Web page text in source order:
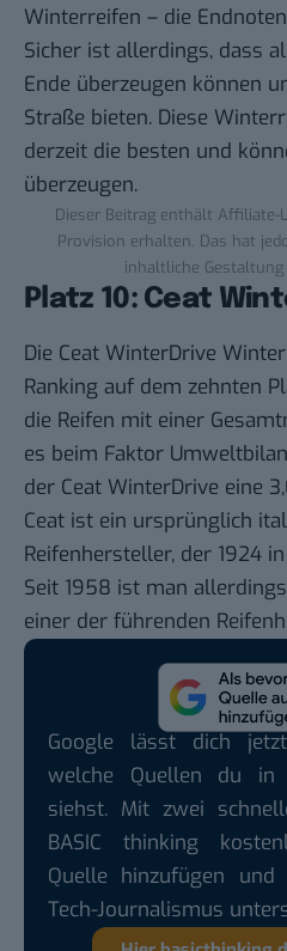
Winterreifen – die
Sicher ist allerdings, dass
Ende überzeugen können
Straße bieten. Diese
derzeit die besten und
überzeugen.
Dieser Beitrag enthält Affiliate-
Provision erhalten. Das hat
inhaltliche
Platz 10: Ceat
Die Ceat WinterDrive
Ranking auf dem zehnten
die Reifen mit einer
es beim Faktor
der Ceat WinterDrive eine
Ceat ist ein ursprünglich
Reifenhersteller, der 1924
Seit 1958 ist man
einer der führenden
Google lässt dich
welche Quellen du in
siehst. Mit zwei
BASIC thinking
Quelle hinzufügen und
Tech-Journalismus